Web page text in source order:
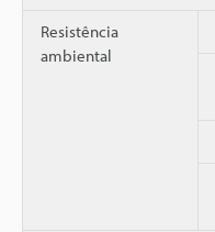
Resistência
ambiental